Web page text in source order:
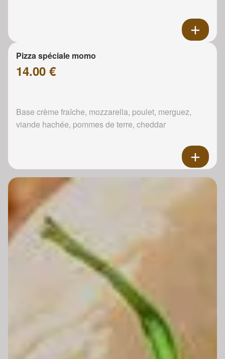
Pizza spéciale momo
14.00 €
Base crème fraîche, mozzarella, poulet, merguez,
viande hachée, pommes de terre, cheddar